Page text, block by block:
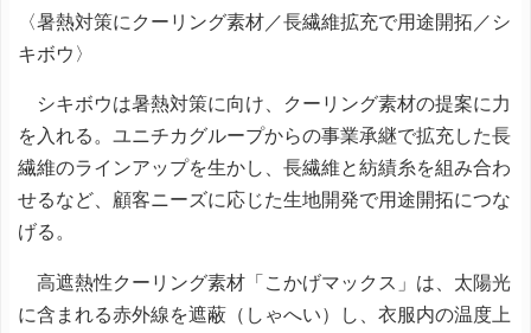
〈暑熱対策にクーリング素材／長繊維拡充で用途開拓／シ
キボウ〉
シキボウは暑熱対策に向け、クーリング素材の提案に力
を入れる。ユニチカグループからの事業承継で拡充した長
繊維のラインアップを生かし、長繊維と紡績糸を組み合わ
せるなど、顧客ニーズに応じた生地開発で用途開拓につな
げる。
高遮熱性クーリング素材「こかげマックス」は、太陽光
に含まれる赤外線を遮蔽（しゃへい）し、衣服内の温度上